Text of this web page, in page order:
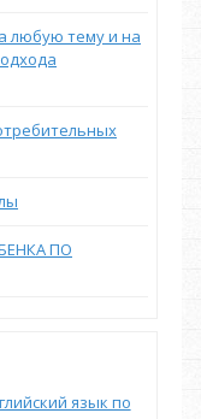
любую тему и на
ПО
язык по